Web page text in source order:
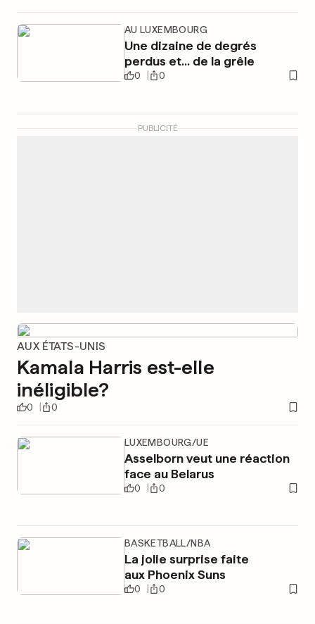
AU LUXEMBOURG
Une dizaine de degrés
perdus et... de la grêle
0 0
PUBLICITÉ
AUX ÉTATS-UNIS
Kamala Harris est-elle
inéligible?
0 0
LUXEMBOURG/UE
Asselborn veut une réaction
face au Belarus
0 0
BASKETBALL/NBA
La jolie surprise faite
aux Phoenix Suns
0 0